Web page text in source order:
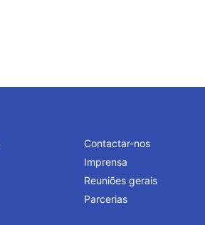
Contactar-nos
Imprensa
Reuniões gerais
Parcerias